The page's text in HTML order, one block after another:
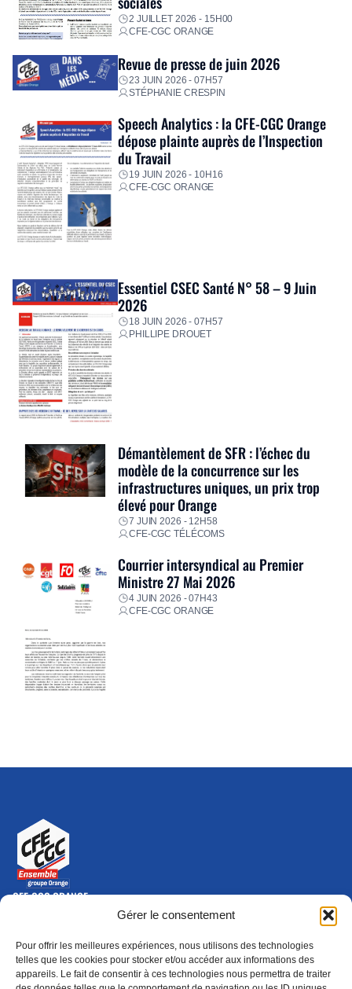
Gérer le consentement
Pour offrir les meilleures expériences, nous utilisons des technologies
telles que les cookies pour stocker et/ou accéder aux informations des
appareils. Le fait de consentir à ces technologies nous permettra de traiter
2 JUILLET 2026 - 15H00
CFE-CGC ORANGE
Revue de presse de juin 2026
23 JUIN 2026 - 07H57
STÉPHANIE CRESPIN
Speech Analytics : la CFE-CGC Orange
dépose plainte auprès de l’Inspection
du Travail
19 JUIN 2026 - 10H16
CFE-CGC ORANGE
Essentiel CSEC Santé N° 58 – 9 Juin
2026
18 JUIN 2026 - 07H57
PHILLIPE DROUET
Démantèlement de SFR : l’échec du
modèle de la concurrence sur les
infrastructures uniques, un prix trop
élevé pour Orange
7 JUIN 2026 - 12H58
CFE-CGC TÉLÉCOMS
Courrier intersyndical au Premier
Ministre 27 Mai 2026
4 JUIN 2026 - 07H43
CFE-CGC ORANGE
CFE-CGC ORANGE
10-12 rue Saint Amand, 75015 Paris Cedex 15
Nous contacter
01 46 79 28 74